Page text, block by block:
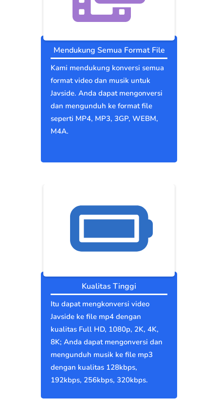
Mendukung Semua Format File
Kami mendukung konversi semua
format video dan musik untuk
Javside. Anda dapat mengonversi
dan mengunduh ke format file
seperti MP4, MP3, 3GP, WEBM,
M4A.
Kualitas Tinggi
Itu dapat mengkonversi video
Javside ke file mp4 dengan
kualitas Full HD, 1080p, 2K, 4K,
8K; Anda dapat mengonversi dan
mengunduh musik ke file mp3
dengan kualitas 128kbps,
192kbps, 256kbps, 320kbps.